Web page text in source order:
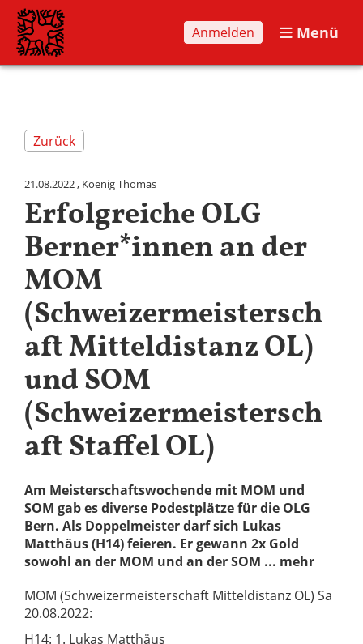
Anmelden Menü
Zurück
21.08.2022, Koenig Thomas
Erfolgreiche OLG
Berner*innen an der
MOM
(Schweizermeistersch
aft Mitteldistanz OL)
und SOM
(Schweizermeistersch
aft Staffel OL)
Am Meisterschaftswochende mit MOM und
SOM gab es diverse Podestplätze für die OLG
Bern. Als Doppelmeister darf sich Lukas
Matthäus (H14) feieren. Er gewann 2x Gold
sowohl an der MOM und an der SOM ... mehr
MOM (Schweizermeisterschaft Mitteldistanz OL) Sa
20.08.2022:
H14: 1. Lukas Matthäus